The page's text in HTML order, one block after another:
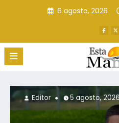
6 agosto, 2026
Editor 5 agosto, 2026